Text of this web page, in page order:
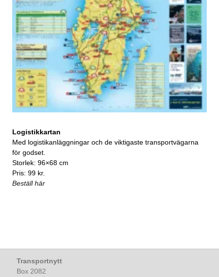
Logistikkartan
Med logistikanläggningar och de viktigaste transportvägarna
för godset.
Storlek: 96×68 cm
Pris: 99 kr.
Beställ här
Transportnytt
Box 2082